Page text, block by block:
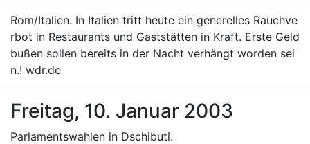
Rom/Italien. In Italien tritt heute ein generelles Rauchve
rbot in Restaurants und Gaststätten in Kraft. Erste Geld
bußen sollen bereits in der Nacht verhängt worden sei
n.! wdr.de
Freitag, 10. Januar 2003
Parlamentswahlen in Dschibuti.